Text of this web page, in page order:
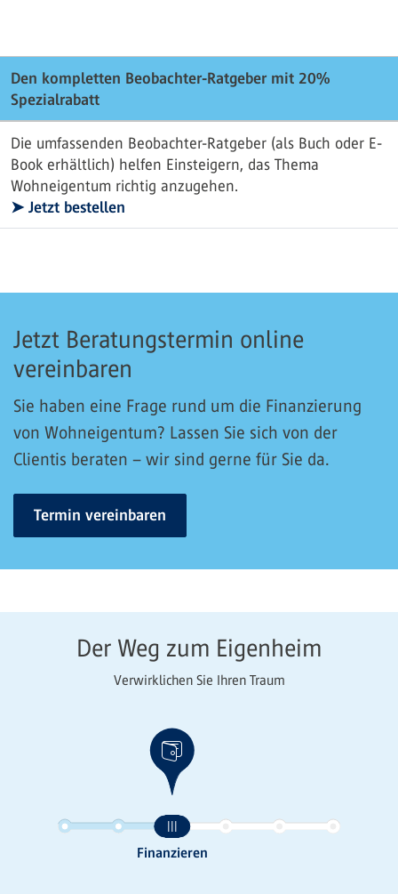
Den kompletten Beobachter-Ratgeber mit 20%
Spezialrabatt
Die umfassenden Beobachter-Ratgeber (als Buch oder E-
Book erhältlich) helfen Einsteigern, das Thema
Wohneigentum richtig anzugehen.
➤ Jetzt bestellen
Jetzt Beratungstermin online
vereinbaren
Sie haben eine Frage rund um die Finanzierung
von Wohneigentum? Lassen Sie sich von der
Clientis beraten – wir sind gerne für Sie da.
Termin vereinbaren
Der Weg zum Eigenheim
Verwirklichen Sie Ihren Traum